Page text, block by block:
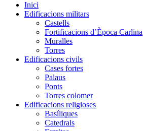
Inici
Edificacions militars
Castells
Fortificacions d’Època Carlina
Muralles
Torres
Edificacions civils
Cases fortes
Palaus
Ponts
Torres colomer
Edificacions religioses
Basíliques
Catedrals